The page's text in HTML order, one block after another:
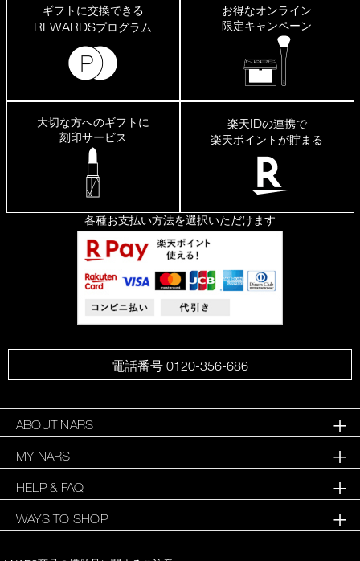
ギフトに交換できる
REWARDSプログラム
お得なオンライン
限定キャンペーン
大切な方へのギフトに
刻印サービス
楽天IDの連携で
楽天ポイントが貯まる
各種お支払い方法を選択いただけます
電話番号 0120-356-686
ABOUT NARS
MY NARS
HELP & FAQ
WAYS TO SHOP